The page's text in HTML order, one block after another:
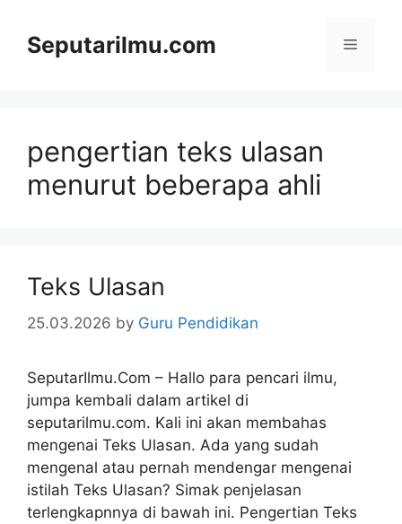
contentSeputarilmu.com Menu
pengertian teks ulasan
menurut beberapa ahli
Teks Ulasan
25.03.2026 by Guru Pendidikan
SeputarIlmu.Com – Hallo para pencari ilmu,
jumpa kembali dalam artikel di
seputarilmu.com. Kali ini akan membahas
mengenai Teks Ulasan. Ada yang sudah
mengenal atau pernah mendengar mengenai
istilah Teks Ulasan? Simak penjelasan
terlengkapnnya di bawah ini. Pengertian Teks